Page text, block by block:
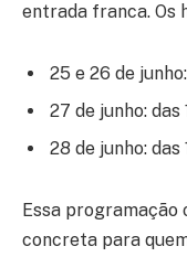
entrada franca. Os
25 e 26 de
27 de junho: das
28 de junho: das
Essa programação
concreta para